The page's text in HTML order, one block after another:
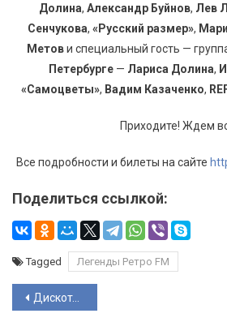
Долина, Александр Буйнов, Лев
Сенчукова, «Русский размер»,
Метови специальный гость —
Петербурге— Лариса Долина,
«Самоцветы», Вадим Казаченко,
Приходите! Ждем
Все подробности и билеты на сайте
Поделиться ссылкой:
Tagged Легенды Ретро FM
Навигация
Дискотека в стиле Мираж — вновь в Москве 25 декабря 2024 года!